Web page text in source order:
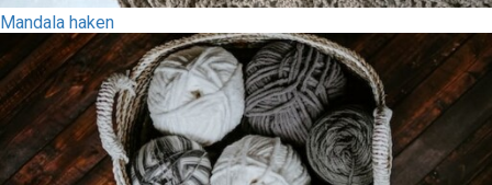
Mandala haken